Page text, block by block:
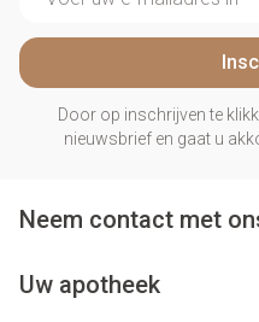
Door op inschrijven te
nieuwsbrief en gaat u
Neem contact met
Uw apotheek